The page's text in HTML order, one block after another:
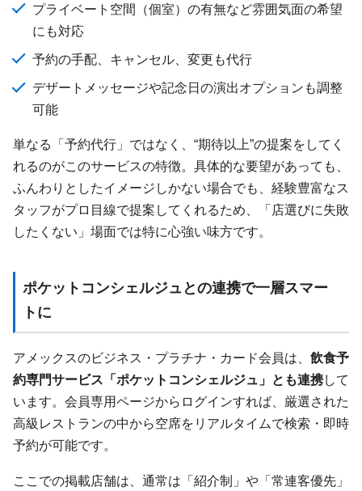
プライベート空間（個室）の有無など雰囲気面の希望
にも対応
予約の手配、キャンセル、変更も代行
デザートメッセージや記念日の演出オプションも調整
可能
単なる「予約代行」ではなく、“期待以上”の提案をしてく
れるのがこのサービスの特徴。具体的な要望があっても、
ふんわりとしたイメージしかない場合でも、経験豊富なス
タッフがプロ目線で提案してくれるため、「店選びに失敗
したくない」場面では特に心強い味方です。
ポケットコンシェルジュとの連携で一層スマー
トに
アメックスのビジネス・プラチナ・カード会員は、 飲食予
約専門サービス「ポケットコンシェルジュ」とも連携して
います。会員専用ページからログインすれば、厳選された
高級レストランの中から空席をリアルタイムで検索・即時
予約が可能です。
ここでの掲載店舗は、通常は「紹介制」や「常連客優先」